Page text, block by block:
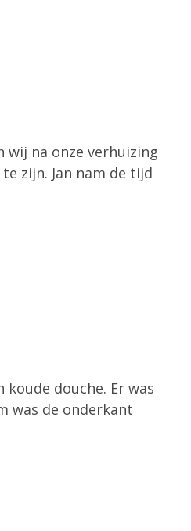
wij na onze verhuizing
zijn. Jan nam de tijd
douche. Er was
was de onderkant